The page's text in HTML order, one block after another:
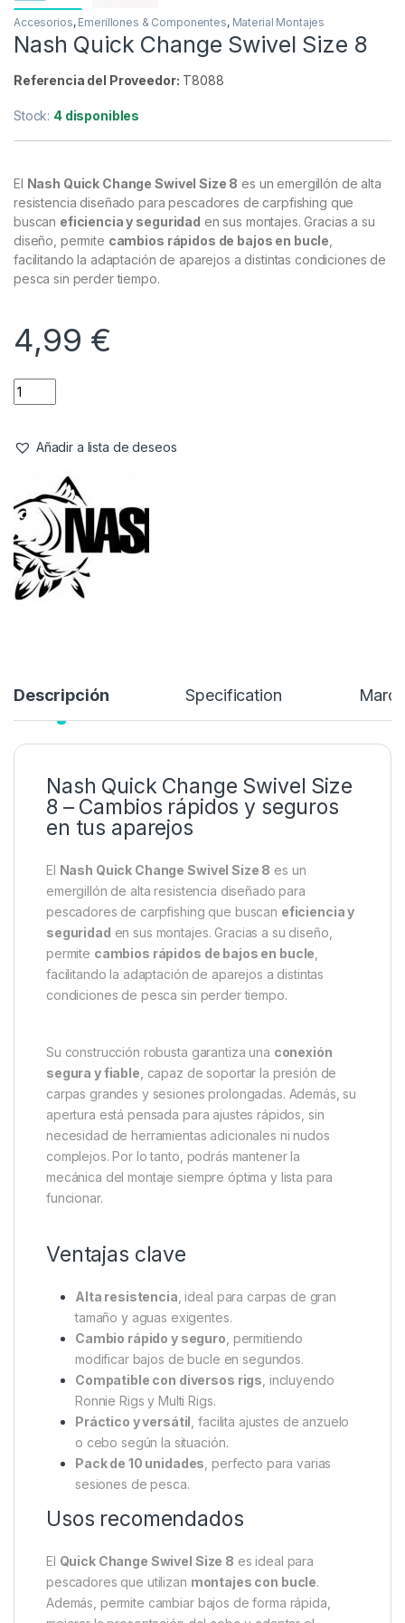
Accesorios,Emerillones & Componentes ,Material Montajes
Nash Quick Change Swivel Size 8
Stock:4 disponibles
ElNash Quick Change Swivel Size 8
buscan
eficiencia y seguridad
facilitando la adaptación de aparejos a distintas condiciones de
pesca sin perder tiempo.
4,99€
Descripción Specification
Nash Quick Change Swivel Size
en tus aparejos
ElNash Quick Change Swivel Size 8es un
emergillón de alta resistencia diseñado para
pescadores de carpfishing que buscaneficiencia y
seguridad en sus montajes. Gracias a su diseño,
permitecambios rápidos de bajos en bucle,
facilitando la adaptación de aparejos a distintas
Su construcción robusta garantiza una
segura y fiable, capaz de soportar la presión de
carpas grandes y sesiones prolongadas. Además, su
apertura está pensada para ajustes rápidos, sin
necesidad de herramientas adicionales ni nudos
complejos. Por lo tanto, podrás mantener la
mecánica del montaje siempre óptima y lista para
funcionar.
Ventajas clave
Alta resistencia, ideal para carpas de gran
Cambio rápido y seguro , permitiendo
modificar bajos de bucle en segundos.
Compatible con diversos rigs, incluyendo